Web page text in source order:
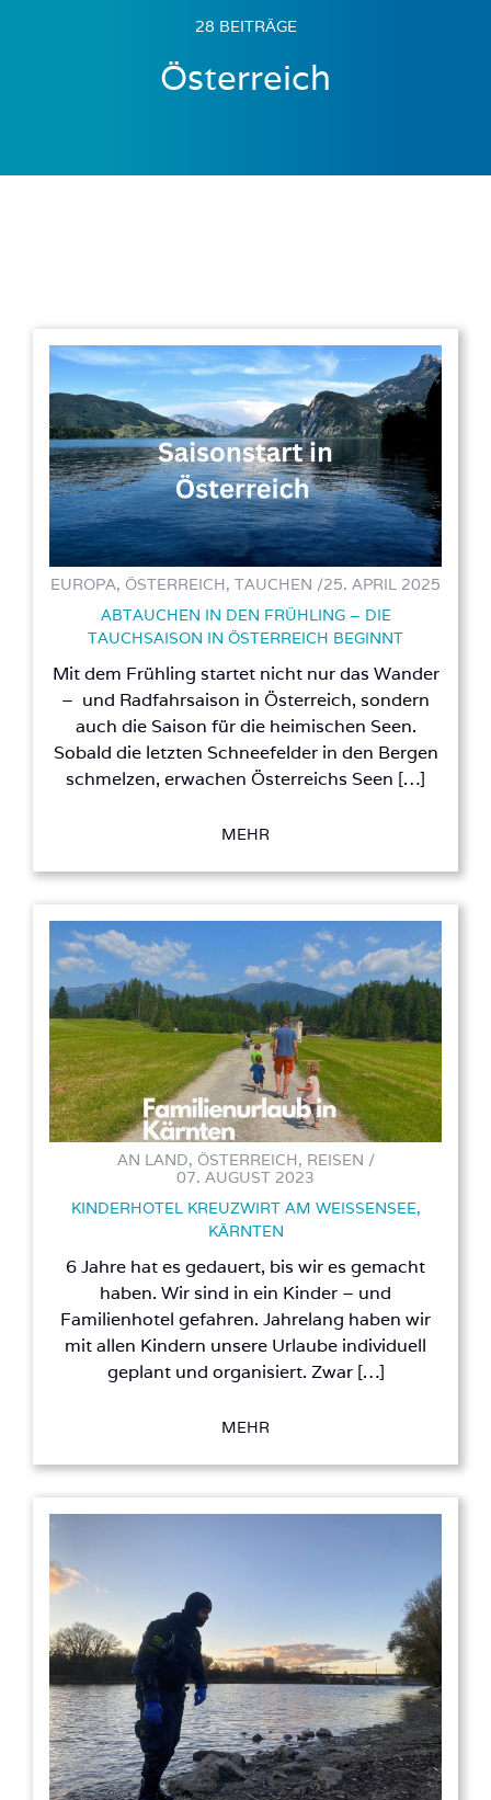
28 BEITRÄGE
Österreich
EUROPA, ÖSTERREICH, TAUCHEN /25. APRIL 2025
ABTAUCHEN IN DEN FRÜHLING – DIE
TAUCHSAISON IN ÖSTERREICH BEGINNT
Mit dem Frühling startet nicht nur das Wander
– und Radfahrsaison in Österreich, sondern
auch die Saison für die heimischen Seen.
Sobald die letzten Schneefelder in den Bergen
schmelzen, erwachen Österreichs Seen […]
MEHR
AN LAND, ÖSTERREICH, REISEN /
07. AUGUST 2023
KINDERHOTEL KREUZWIRT AM WEISSENSEE,
KÄRNTEN
6 Jahre hat es gedauert, bis wir es gemacht
haben. Wir sind in ein Kinder – und
Familienhotel gefahren. Jahrelang haben wir
mit allen Kindern unsere Urlaube individuell
geplant und organisiert. Zwar […]
MEHR